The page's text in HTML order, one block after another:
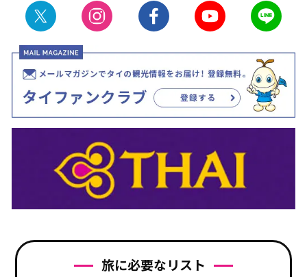
旅に必要なリスト